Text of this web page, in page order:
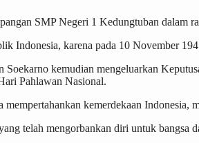
SMP Negeri 1 Kedungtuban dalam
Indonesia, karena pada 10 November
kemudian mengeluarkan
Pahlawan Nasional.
kemerdekaan Indonesia,
telah mengorbankan diri untuk